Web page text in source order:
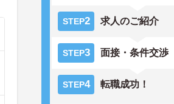
STEP2 求人のご紹介
STEP3 面接・条件交渉
STEP4 転職成功！